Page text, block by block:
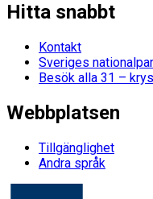
Hitta snabbt
Kontakt
Sveriges
Besök alla 31 –
Webbplatsen
Tillgänglighet
Andra språk